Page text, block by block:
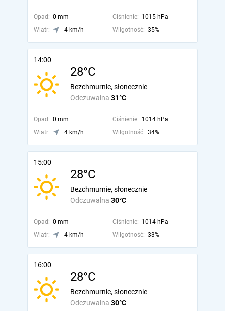
Opad: 0 mm Ciśnienie: 1015 hPa
Wiatr:
4 km/h Wilgotność: 35%
14:00
28°C
Odczuwalna 31°C
Bezchmurnie, słonecznie
Opad: 0 mm Ciśnienie: 1014 hPa
Wiatr:
4 km/h Wilgotność: 34%
15:00
28°C
Odczuwalna 30°C
Bezchmurnie, słonecznie
Opad: 0 mm Ciśnienie: 1014 hPa
Wiatr:
4 km/h Wilgotność: 33%
16:00
28°C
Odczuwalna 30°C
Bezchmurnie, słonecznie